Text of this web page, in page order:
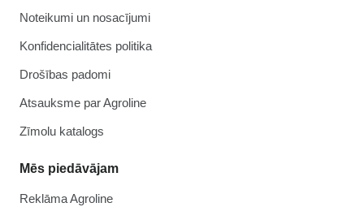
Noteikumi un nosacījumi
Konfidencialitātes politika
Drošības padomi
Atsauksme par Agroline
Zīmolu katalogs
Mēs piedāvājam
Reklāma Agroline